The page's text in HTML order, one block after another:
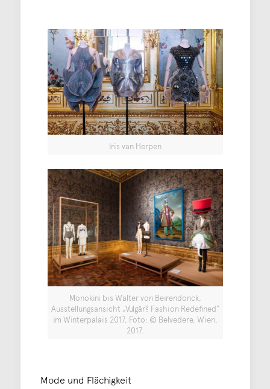
Iris van Herpen
Monokini bis Walter von Beirendonck,
Ausstellungsansicht „Vulgär? Fashion Redefined“
im Winterpalais 2017, Foto: © Belvedere, Wien,
2017.
Mode und Flächigkeit